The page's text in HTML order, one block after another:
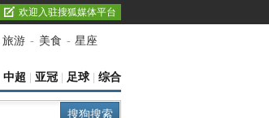
欢迎入驻搜狐媒体平台
旅游 - 美食 - 星座
中超 亚冠 足球 综合